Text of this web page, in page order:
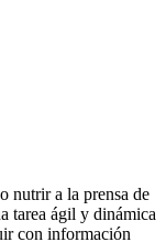
nutrir a la prensa de
tarea ágil y dinámica
con información